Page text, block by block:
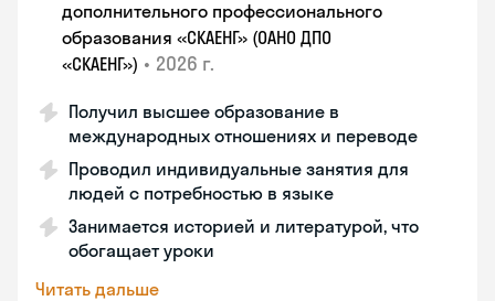
дополнительного профессионального
образования «СКАЕНГ» (ОАНО ДПО
«СКАЕНГ») • 2026 г.
Получил высшее образование в
международных отношениях и переводе
Проводил индивидуальные занятия для
людей с потребностью в языке
Занимается историей и литературой, что
обогащает уроки
Читать дальше